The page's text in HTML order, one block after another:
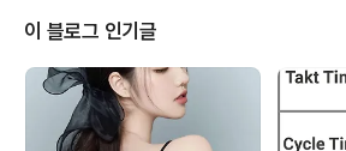
이 블로그 인기글